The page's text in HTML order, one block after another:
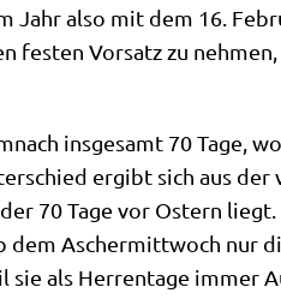
Jahr also mit dem 16.
festen Vor­satz zu
ins­ge­samt 70 Tage,
ergibt sich aus der
70 Tage vor Ostern liegt.
dem Ascher­mitt­woch nur
als Her­ren­ta­ge immer